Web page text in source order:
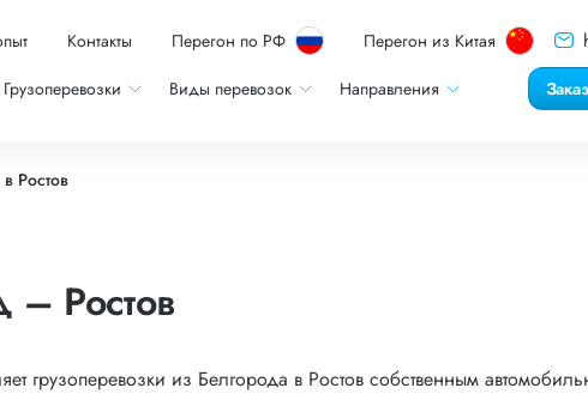
Контакты Перегон по РФ Перегон из Китая
Грузоперевозки Виды перевозок Направления
в Ростов
– Ростов
грузоперевозки из Белгорода в Ростов собственным